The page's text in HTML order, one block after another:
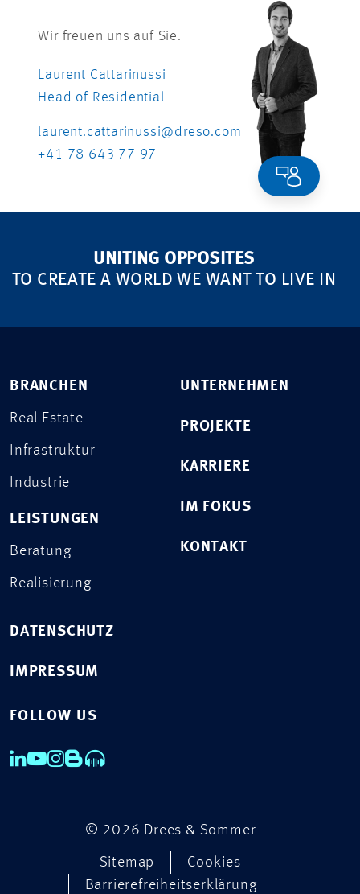
Wir freuen uns auf Sie.
Laurent Cattarinussi
Head of Residential
laurent.cattarinussi@dreso.com
+41 78 643 77 97
UNITING OPPOSITES
TO CREATE A WORLD WE WANT TO LIVE IN
BRANCHEN
Real Estate
Infrastruktur
Industrie
LEISTUNGEN
Beratung
Realisierung
UNTERNEHMEN
PROJEKTE
KARRIERE
IM FOKUS
KONTAKT
DATENSCHUTZ
IMPRESSUM
FOLLOW US
© 2026 Drees & Sommer
Sitemap
Cookies
Barrierefreiheitserklärung